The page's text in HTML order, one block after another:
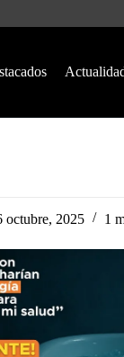
octubre, 2025 1